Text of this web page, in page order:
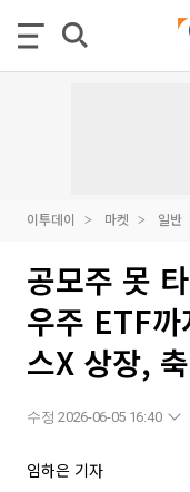
이투데이 마켓 일반
공모주 못
우주 ETF
스X 상장,
수정 2026-06-05 16:40
임하은 기자